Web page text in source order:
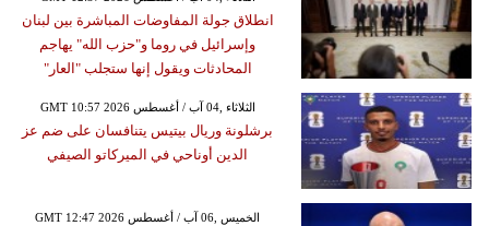
انطلاق جولة المفاوضات المباشرة بين لبنان
وإسرائيل في روما و"حزب الله" يهاجم
المحادثات ويقول إنها ستجلب "العار"
GMT 10:57 2026 الثلاثاء ,04 آب / أغسطس
برشلونة وريال بيتيس يتنافسان على ضم عز
الدين أوناحي في الميركاتو الصيفي
GMT 12:47 2026 الخميس ,06 آب / أغسطس